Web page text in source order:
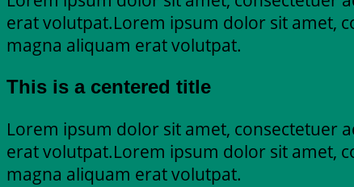
erat volutpat.Lorem ipsum dolor sit amet,
magna aliquam erat volutpat.
This is a centered title
Lorem ipsum dolor sit amet, consectetuer
erat volutpat.Lorem ipsum dolor sit amet,
magna aliquam erat volutpat.